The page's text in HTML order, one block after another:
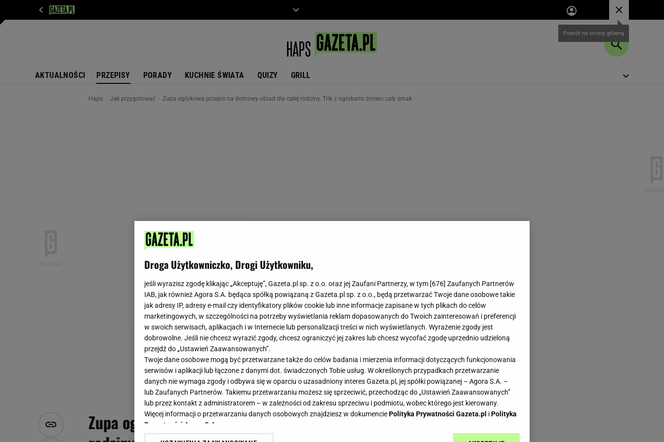
AKTUALNOŚCI PRZEPISY PORADY KUCHNIE ŚWIATA QUIZY GRILL
Haps Jak przygotować Zupa ogórkowa przepis na domowy obiad dla całej rodziny. Trik z ogórkami zmieni cały smak
Zupa ogórkowa - przepis na domowy obiad dla całej
Droga Użytkowniczko, Drogi Użytkowniku,
jeśli wyrazisz zgodę klikając „Akceptuję”, Gazeta.pl sp. z o.o. oraz jej Zaufani Partnerzy, w tym [676] Zaufanych Partnerów
IAB, jak również Agora S.A. będąca spółką powiązaną z Gazeta.pl sp. z o.o., będą przetwarzać Twoje dane osobowe takie
jak adresy IP, adresy e-mail czy identyfikatory plików cookie lub inne informacje zapisane w tych plikach do celów
marketingowych, w szczególności na potrzeby wyświetlania reklam dopasowanych do Twoich zainteresowań i preferencji
w swoich serwisach, aplikacjach i w Internecie lub personalizacji treści w nich wyświetlanych. Wyrażenie zgody jest
dobrowolne. Jeśli nie chcesz wyrazić zgody, chcesz ograniczyć jej zakres lub chcesz wycofać zgodę uprzednio udzieloną
przejdź do „Ustawień Zaawansowanych”.
Twoje dane osobowe mogą być przetwarzane także do celów badania i mierzenia informacji dotyczących funkcjonowania
serwisów i aplikacji lub łączone z danymi dot. świadczonych Tobie usług. W określonych przypadkach przetwarzanie
danych nie wymaga zgody i odbywa się w oparciu o uzasadniony interes Gazeta.pl, jej spółki powiązanej – Agora S.A. –
lub Zaufanych Partnerów. Takiemu przetwarzaniu możesz się sprzeciwić, przechodząc do „Ustawień Zaawansowanych”
lub przez kontakt z administratorem – w zależności od zakresu sprzeciwu i podmiotu, wobec którego jest kierowany.
Więcej informacji o przetwarzaniu danych osobowych znajdziesz w dokumenciePolityka Prywatności Gazeta.pl iPolityka
Prywatności Agora S.A.